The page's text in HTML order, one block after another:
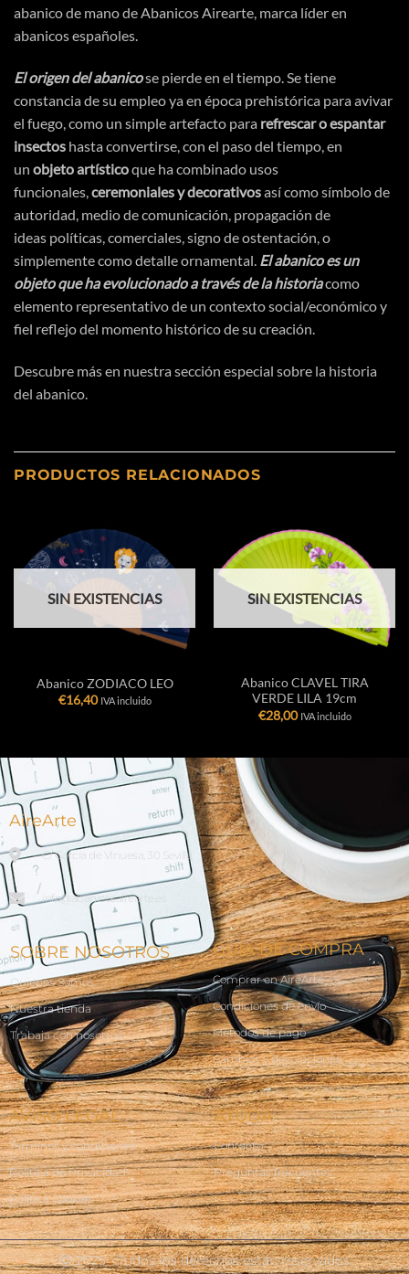
abanico de mano de Abanicos Airearte, marca líder en
abanicos españoles.
El origen del abanicose pierde en el tiempo. Se tiene
constancia de su empleo ya en época prehistórica para avivar
el fuego, como un simple artefacto para refrescar o espantar
insectos hasta convertirse, con el paso del tiempo, en
un objetoartísticoque ha combinado usos
funcionales,ceremoniales y decorativosasí comosímbolode
autoridad, medio decomunicación, propagación de
ideas políticas, comerciales, signo deostentación, o
simplemente como detalle ornamental. El abanico es un
objeto que ha evolucionado atravésde la historiacomo
elemento representativo de un contexto social/económicoy
fiel reflejo del momento históricode su creación.
Descubre más en nuestra sección especial sobre la historia
del abanico.
PRODUCTOS RELACIONADOS
SIN EXISTENCIAS
Abanico ZODIACO LEO
€16,40 IVA incluido
SIN EXISTENCIAS
Abanico CLAVEL TIRA
VERDE LILA 19cm
€28,00 IVA incluido
AireArte
C/ García de Vinuesa, 30 Sevilla
info@abanicosairearte.es
SOBRE NOSOTROS
Quienes Somos
Nuestra tienda
Trabaja con nosotros
GUÍA DE COMPRA
Comprar en AireArte
Condiciones de envío
Métodos de pago
Cambios y devoluciones
AVISO LEGAL
Terminos y condiciones
Política de Privacidad
Política Cookies
AYUDA
Contacto
Preguntas frecuentes
Ⓒ 2025 - Todos los derechos están reservados